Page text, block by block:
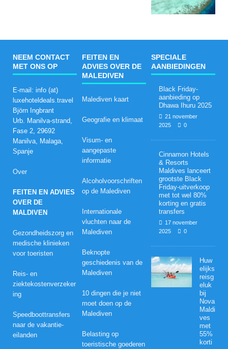
NEEM CONTACT
MET ONS OP
E-mail: info (at)
luxehoteldeals.travel
Björn Ingbrant
Urb. Manilva-strand,
Fase 2, 29692
Manilva, Malaga,
Spanje
Over
FEITEN EN ADVIES
OVER DE
MALDIVEN
Gezondheidszorg en
medische klinieken
voor toeristen
Reis- en
ziektekostenverzeker
ing
Speedboottransfers
naar de vakantie-
eilanden
FEITEN EN
ADVIES OVER DE
MALEDIVEN
Malediven kaart
Geografie en klimaat
Visum- en
aangepaste
informatie
Alcoholvoorschriften
op de Malediven
Internationale
vluchten naar de
Malediven
Beknopte
geschiedenis van de
Malediven
10 dingen die je niet
moet doen op de
Malediven
Belasting op
toeristische goederen
SPECIALE
AANBIEDINGEN
Black Friday-
aanbieding op
Dhawa Ihuru 2025
21 november
2025
0
Cinnamon Hotels
& Resorts
Maldives lanceert
grootste Black
Friday-uitverkoop
met tot wel 80%
korting en gratis
transfers
17 november
2025
0
Huw
elijks
reisg
eluk
bij
Nova
Maldi
ves
met
55%
korti